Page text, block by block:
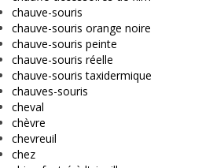
chauve-souris
chauve-souris orange noire
chauve-souris peinte
chauve-souris réelle
chauve-souris taxidermique
chauves-souris
cheval
chèvre
chevreuil
chez